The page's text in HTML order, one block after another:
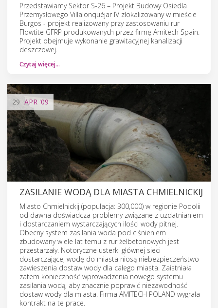
Przedstawiamy Sektor S-26 – Projekt Budowy Osiedla
Przemysłowego Villalonquéjar IV zlokalizowany w mieście
Burgos - projekt realizowany przy zastosowaniu rur
Flowtite GFRP produkowanych przez firmę Amitech Spain.
Projekt obejmuje wykonanie grawitacyjnej kanalizacji
deszczowej.
Czytaj więcej…
29 APR '09
ZASILANIE WODĄ DLA MIASTA CHMIELNICKIJ
Miasto Chmielnickij (populacja: 300,000) w regionie Podolii
od dawna doświadcza problemy związane z uzdatnianiem
i dostarczaniem wystarczających ilości wody pitnej.
Obecny system zasilania woda pod ciśnieniem
zbudowany wiele lat temu z rur żelbetonowych jest
przestarzały. Notoryczne usterki głównej sieci
dostarczającej wodę do miasta niosą niebezpieczeństwo
zawieszenia dostaw wody dla całego miasta. Zaistniała
zatem konieczność wprowadzenia nowego systemu
zasilania wodą, aby znacznie poprawić niezawodność
dostaw wody dla miasta. Firma AMITECH POLAND wygrała
kontrakt na te prace.